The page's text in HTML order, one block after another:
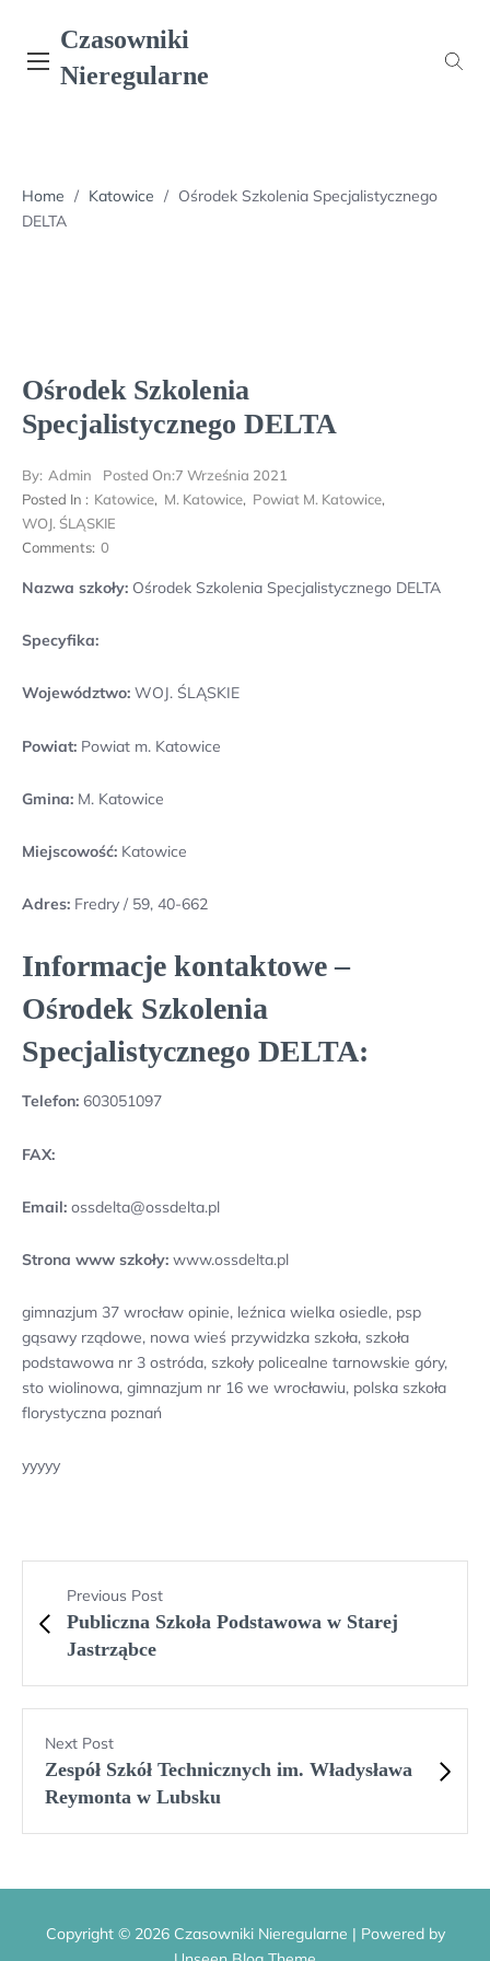
content
Czasowniki
Nieregularne
Home / Katowice / Ośrodek Szkolenia Specjalistycznego
DELTA
Ośrodek Szkolenia
Specjalistycznego DELTA
By: Admin Posted On:7 Września 2021
Posted In : Katowice, M. Katowice, Powiat M. Katowice,
WOJ. ŚLĄSKIE
Comments: 0
Nazwa szkoły: Ośrodek Szkolenia Specjalistycznego DELTA
Specyfika:
Województwo: WOJ. ŚLĄSKIE
Powiat: Powiat m. Katowice
Gmina: M. Katowice
Miejscowość: Katowice
Adres: Fredry / 59, 40-662
Informacje kontaktowe –
Ośrodek Szkolenia
Specjalistycznego DELTA:
Telefon: 603051097
FAX:
Email: ossdelta@ossdelta.pl
Strona www szkoły: www.ossdelta.pl
gimnazjum 37 wrocław opinie, leźnica wielka osiedle, psp
gąsawy rządowe, nowa wieś przywidzka szkoła, szkoła
podstawowa nr 3 ostróda, szkoły policealne tarnowskie góry,
sto wiolinowa, gimnazjum nr 16 we wrocławiu, polska szkoła
florystyczna poznań
yyyyy
Previous Post
Publiczna Szkoła Podstawowa w Starej
Jastrząbce
Next Post
Zespół Szkół Technicznych im. Władysława
Reymonta w Lubsku
Copyright © 2026 Czasowniki Nieregularne | Powered by